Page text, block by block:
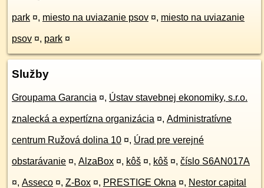
park ¤, miesto na uviazanie psov ¤, miesto na uviazanie
psov ¤, park ¤
Služby
Groupama Garancia ¤, Ústav stavebnej ekonomiky, s.r.o.
znalecká a expertízna organizácia ¤, Administratívne
centrum Ružová dolina 10 ¤, Úrad pre verejné
obstarávanie ¤, AlzaBox ¤, kôš ¤, kôš ¤, číslo S6AN017A
¤, Asseco ¤, Z-Box ¤, PRESTIGE Okna ¤, Nestor capital